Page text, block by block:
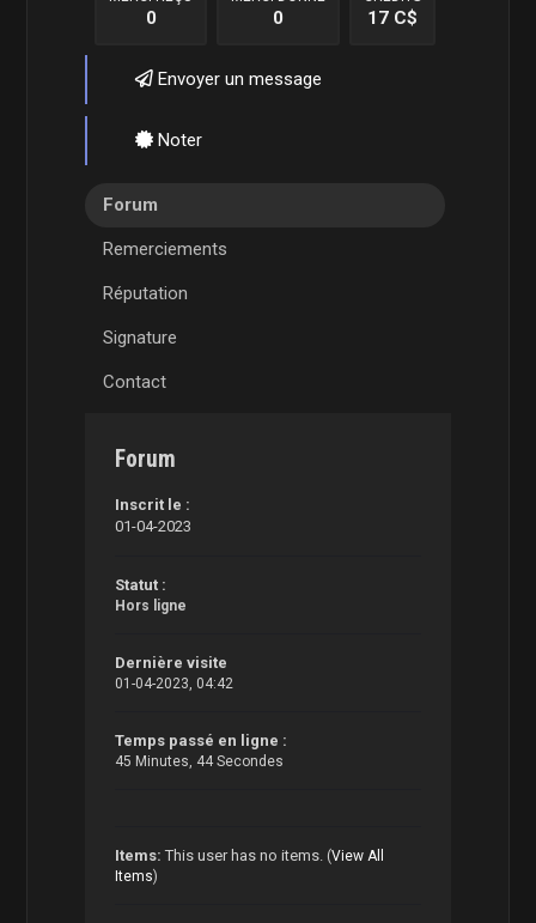
0 0 17 C$
Envoyer un message
Noter
Forum
Remerciements
Réputation
Signature
Contact
Forum
Inscrit le :
01-04-2023
Statut :
Hors ligne
Dernière visite
01-04-2023, 04:42
Temps passé en ligne :
45 Minutes, 44 Secondes
Items: This user has no items. (View All
Items)